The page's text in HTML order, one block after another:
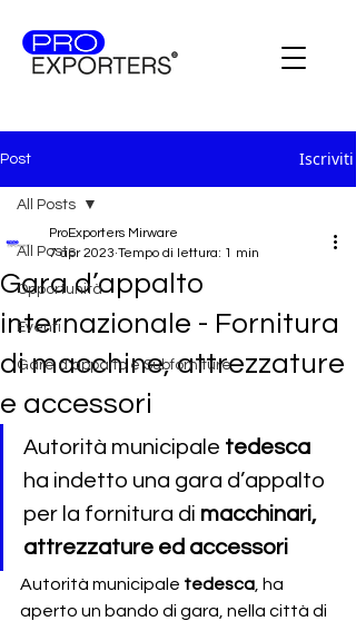
Post Iscriviti
All Posts
Opportunità
Eventi
Gare d'appalto e Subforniture
All Posts
Gara d’appalto
internazionale - Fornitura
di macchine, attrezzature
e accessori
ProExporters Mirware
7 apr 2023 Tempo di lettura: 1 min
Autorità municipale tedesca
ha indetto una gara d’appalto
per la fornitura di macchinari,
attrezzature ed accessori
Autorità municipale tedesca , ha
aperto un bando di gara, nella città di